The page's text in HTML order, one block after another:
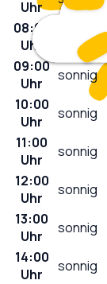
Uhr
08:00
Uhr
sonnig
09:00
Uhr
sonnig
10:00
Uhr
sonnig
11:00
Uhr
sonnig
12:00
Uhr
sonnig
13:00
Uhr
sonnig
14:00
Uhr
sonnig